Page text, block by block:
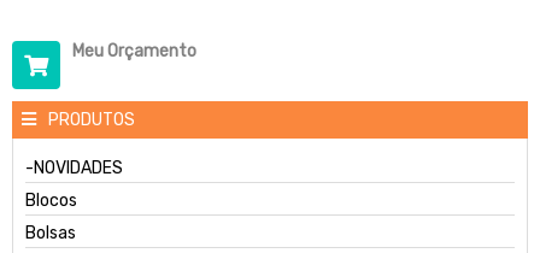
Meu Orçamento
PRODUTOS
-NOVIDADES
Blocos
Bolsas